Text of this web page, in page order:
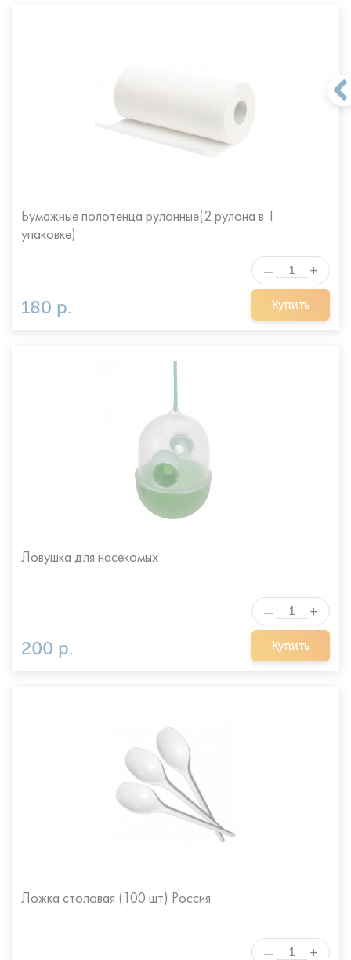
Бумажные полотенца рулонные(2 рулона в 1
упаковке)
180 р. Купить
— +
Ловушка для насекомых
200 р. Купить
— +
Ложка столовая (100 шт) Россия
— +